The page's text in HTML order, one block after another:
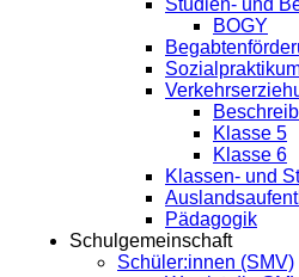
Studien- und
BOGY
Klasse 5
Klasse 6
Klassen- und
Pädagogik
Schulgemeinschaft
Schüler:innen (SMV)